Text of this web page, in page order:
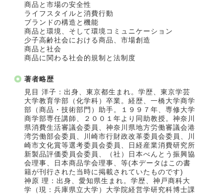
商品と市場の安全性
ライフスタイルと消費行動
ブランドの構造と機能
商品と環境、そして環境コミュニケーション
少子高齢社会における商品、市場創造
商品と社会
商品に関わる社会的規制と法制度
著者略歴
見目 洋子：出身、東京都生まれ。学歴、東京学芸
大学教育学部（化学科）卒業。経歴、一橋大学商学
部（商品・技術部門）助手。１９９７年、専修大学
商学部専任講師、２００１年より同助教授。神奈川
県消費生活審議会委員、神奈川県地方労働審議会港
湾労働部会委員、川崎市行財政改革委員会委員、川
崎市文化賞等選考委員会委員、日経産業消費研究所
新製品評価委員会委員、（社）日本べんとう振興協
会理事、日本商品学会理事、等(本データはこの書
籍が刊行された当時に掲載されていたものです)
神原 理：出身、愛知県生まれ。学歴、神戸商科大
学（現：兵庫県立大学）大学院経営学研究科博士課